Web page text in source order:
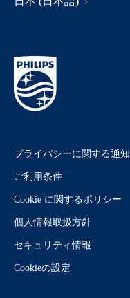
プライバシーに関する通知
ご利用条件
Cookie に関するポリシー
個人情報取扱方針
セキュリティ情報
Cookieの設定